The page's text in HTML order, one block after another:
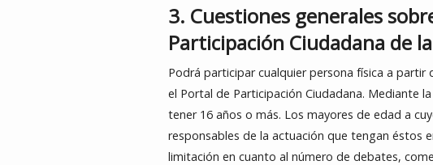
3. Cuestiones generales
Participación Ciudadana de
Podrá participar cualquier persona física a
el Portal de Participación Ciudadana. Mediante
tener 16 años o más. Los mayores de edad a
responsables de la actuación que tengan éstos
limitación en cuanto al número de debates,